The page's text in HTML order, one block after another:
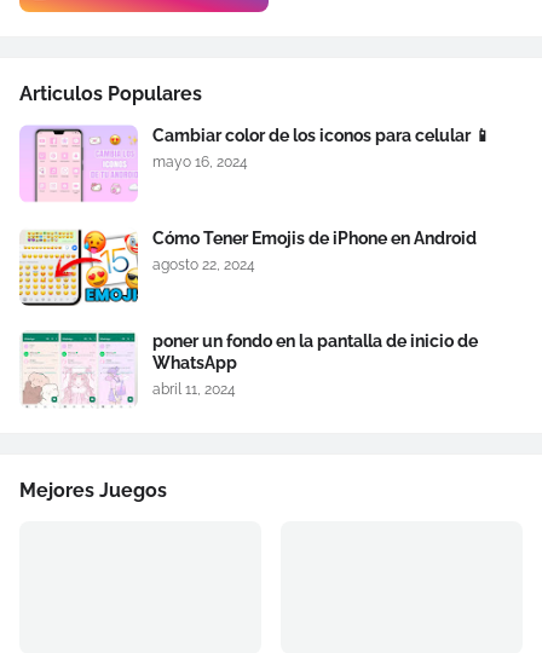
Articulos Populares
Cambiar color de los iconos para celular 📱
mayo 16, 2024
Cómo Tener Emojis de iPhone en Android
agosto 22, 2024
poner un fondo en la pantalla de inicio de
WhatsApp
abril 11, 2024
Mejores Juegos